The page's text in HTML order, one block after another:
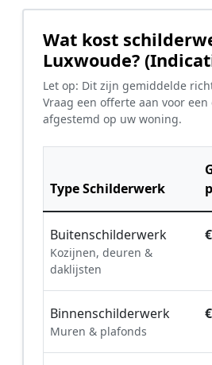
Wat kost
Luxwoude?
Let op: Dit zijn gemiddelde
Vraag een offerte aan voor een
afgestemd op uw woning.
Type Schilderwerk
Buitenschilderwerk
Kozijnen, deuren &
daklijsten
Binnenschilderwerk
Muren & plafonds